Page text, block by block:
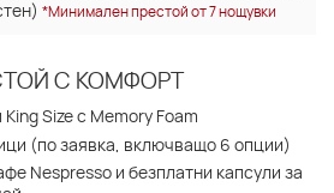
*Минимален престой от 7 нощувки
С КОМФОРТ
Size с Memory Foam
(по заявка, включващо 6 опции)
Nespresso и безплатни капсули за